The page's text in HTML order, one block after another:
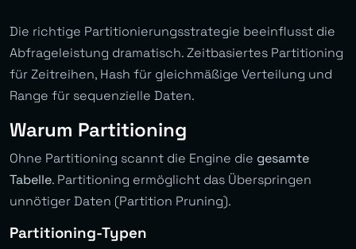
Die richtige Partitionierungsstrategie beeinflusst die
Abfrageleistung dramatisch. Zeitbasiertes Partitioning
für Zeitreihen, Hash für gleichmäßige Verteilung und
Range für sequenzielle Daten.
Warum Partitioning
Ohne Partitioning scannt die Engine die gesamte
Tabelle. Partitioning ermöglicht das Überspringen
unnötiger Daten (Partition Pruning).
Partitioning-Typen